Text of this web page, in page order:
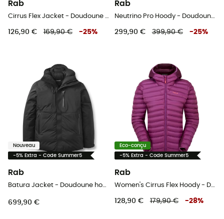
Rab
Cirrus Flex Jacket - Doudoune homme
126,90 € 169,90 € -25%
Rab
Neutrino Pro Hoody - Doudoune homme
299,90 € 399,90 € -25%
Nouveau
-5% Extra - Code Summer5
Rab
699,90 €
Eco-conçu
-5% Extra - Code Summer5
Rab
128,90 € 179,90 € -28%